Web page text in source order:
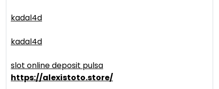
kadal4d
kadal4d
slot online deposit pulsa
https://alexistoto.store/